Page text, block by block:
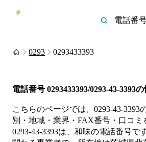
0293 0293433393
電話番号 0293433393/0293-43-3393の
こちらのページでは、 0293-43-3393
別・地域・業界・FAX番号・口コミ
0293-43-3393は、 和味の電話番号です